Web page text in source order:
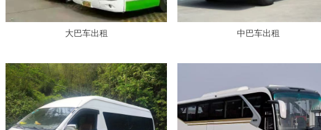
大巴车出租 中巴车出租